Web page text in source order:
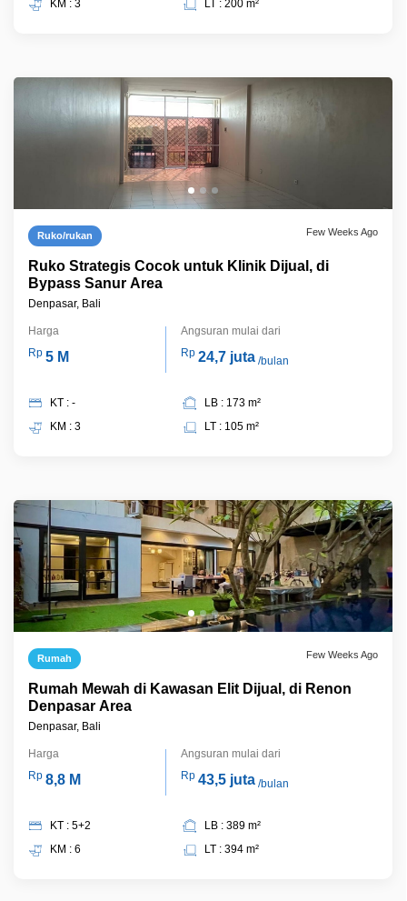
KM : 3 LT : 200 m²
Ruko/rukan Few Weeks Ago
Ruko Strategis Cocok untuk Klinik Dijual, di
Bypass Sanur Area
Denpasar, Bali
Harga
Rp 5 M
Angsuran mulai dari
Rp 24,7 juta/bulan
KT : -
KM : 3
LB : 173 m²
LT : 105 m²
Rumah Few Weeks Ago
Rumah Mewah di Kawasan Elit Dijual, di Renon
Denpasar Area
Denpasar, Bali
Harga
Rp 8,8 M
Angsuran mulai dari
Rp 43,5 juta/bulan
KT : 5+2
KM : 6
LB : 389 m²
LT : 394 m²